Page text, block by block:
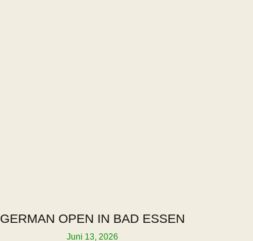
GERMAN OPEN IN BAD ESSEN
Juni 13, 2026